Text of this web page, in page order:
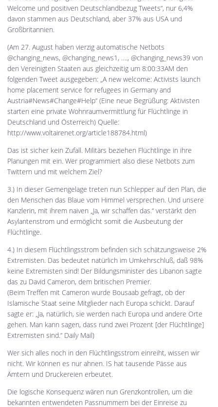
Welcome und positiven Deutschlandbezug Tweets“, nur 6,4%
davon stammen aus Deutschland, aber 37% aus USA und
Großbritannien.
(Am 27. August haben vierzig automatische Netbots
@changing_news, @changing_news1, …., @changing_news39 von
den Vereinigten Staaten aus gleichzeitig um 8:00:33AM den
folgenden Tweet ausgegeben: „A new welcome: Activists launch
home placement service for refugees in Germany and
Austria#News#Change#Help“ (Eine neue Begrüßung: Aktivisten
starten eine private Wohnraumvermittlung für Flüchtlinge in
Deutschland und Österreich) Quelle:
http://www.voltairenet.org/article188784.html)
Das ist sicher kein Zufall. Militärs beziehen Flüchtlinge in ihre
Planungen mit ein. Wer programmiert also diese Netbots zum
Twittern und mit welchem Ziel?
3.) In dieser Gemengelage treten nun Schlepper auf den Plan, die
den Menschen das Blaue vom Himmel versprechen. Und unsere
Kanzlerin, mit ihrem naiven „Ja, wir schaffen das.“ verstärkt den
Asylantenstrom und ermöglicht somit die Ausbeutung der
Flüchtlinge.
4.) In diesem Flüchtlingsstrom befinden sich schätzungsweise 2%
Extremisten. Das bedeutet natürlich im Umkehrschluß, daß 98%
keine Extremisten sind! Der Bildungsminister des Libanon sagte
das zu David Cameron, dem britischen Premier.
(Beim Treffen mit Cameron wurde Bousaab gefragt, ob der
Islamische Staat seine Mitglieder nach Europa schickt. Darauf
sagte er: „Ja, natürlich, sie werden nach Europa und andere Orte
gehen. Man kann sagen, dass rund zwei Prozent [der Flüchtlinge]
Extremisten sind.“ Daily Mail)
Wer sich alles noch in den Flüchtlingsstrom einreiht, wissen wir
nicht. Wir können es nur ahnen. IS hat tausende Pässe aus
Ämtern und Druckereien erbeutet.
Die logische Konsequenz wären nun Grenzkontrollen, um die
bekannten entwendeten Passnummern bei der Einreise zu